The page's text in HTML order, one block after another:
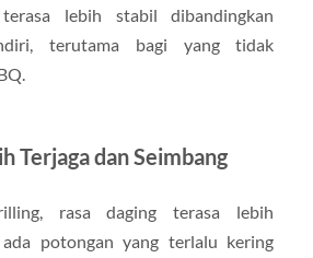
lebih stabil dibandingkan
terutama bagi yang tidak
Terjaga dan Seimbang
rasa daging terasa lebih
potongan yang terlalu kering